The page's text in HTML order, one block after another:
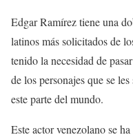
Edgar Ramírez tiene una
latinos más solicitados de
tenido la necesidad de
de los personajes que se
este parte del mundo.
Este actor venezolano se